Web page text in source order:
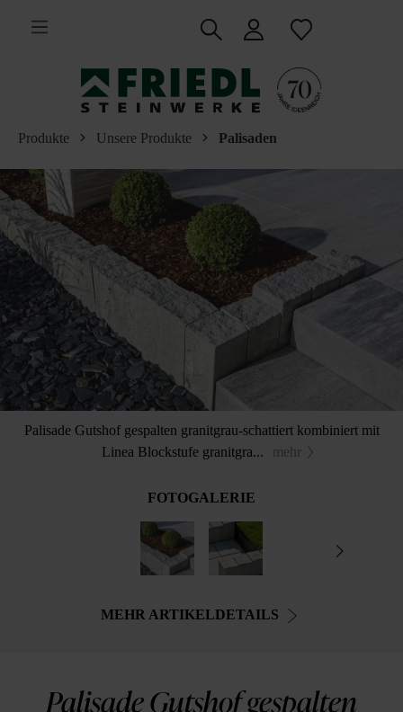
springen
Produkte Unsere Produkte Palisaden
Palisade Gutshof gespalten granitgrau-schattiert kombiniert mit
Linea Blockstufe granitgra...
mehr
FOTOGALERIE
MEHR ARTIKELDETAILS
Palisade Gutshof gespalten